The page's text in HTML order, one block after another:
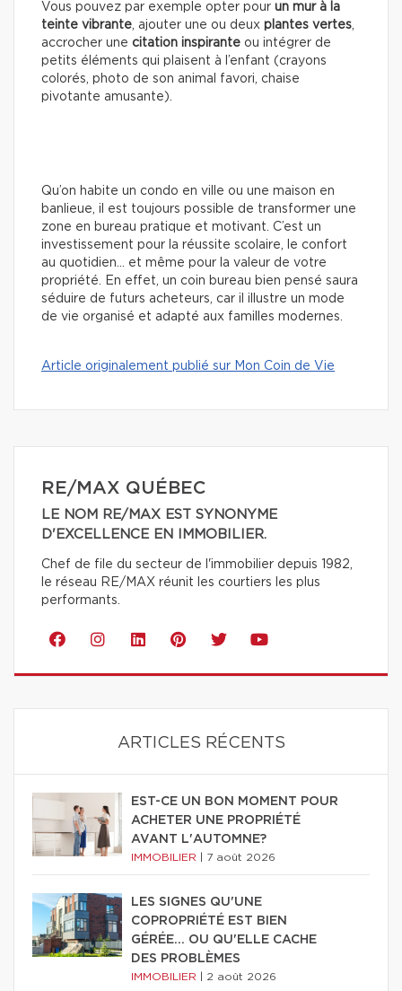
Vous pouvez par exemple opter pour un mur à la
teinte vibrante, ajouter une ou deux plantes vertes,
accrocher une citation inspirante ou intégrer de
petits éléments qui plaisent à l’enfant (crayons
colorés, photo de son animal favori, chaise
pivotante amusante).
Qu’on habite un condo en ville ou une maison en
banlieue, il est toujours possible de transformer une
zone en bureau pratique et motivant. C’est un
investissement pour la réussite scolaire, le confort
au quotidien… et même pour la valeur de votre
propriété. En effet, un coin bureau bien pensé saura
séduire de futurs acheteurs, car il illustre un mode
de vie organisé et adapté aux familles modernes.
Article originalement publié sur Mon Coin de Vie
RE/MAX QUÉBEC
LE NOM RE/MAX EST SYNONYME
D'EXCELLENCE EN IMMOBILIER.
Chef de file du secteur de l'immobilier depuis 1982,
le réseau RE/MAX réunit les courtiers les plus
performants.
ARTICLES RÉCENTS
EST-CE UN BON MOMENT POUR
ACHETER UNE PROPRIÉTÉ
AVANT L'AUTOMNE?
IMMOBILIER 7 août 2026
LES SIGNES QU'UNE
COPROPRIÉTÉ EST BIEN
GÉRÉE… OU QU'ELLE CACHE
DES PROBLÈMES
IMMOBILIER 2 août 2026